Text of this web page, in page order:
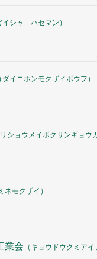
イシャ ハセマン ）
ダイニホンモクザイボウフ ）
ショウメイボクサンギョウ
ネモクザイ ）
業会 （ キョウドウクミア